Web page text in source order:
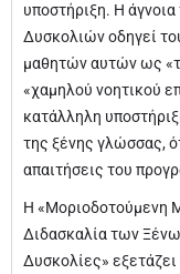
υποστήριξη. Η
Δυσκολιών οδηγεί
μαθητών αυτών ως
«χαμηλού νοητικού
κατάλληλη
της ξένης γλώσσας,
απαιτήσεις του
Η «Μοριοδοτούμενη
Διδασκαλία των
Δυσκολίες»